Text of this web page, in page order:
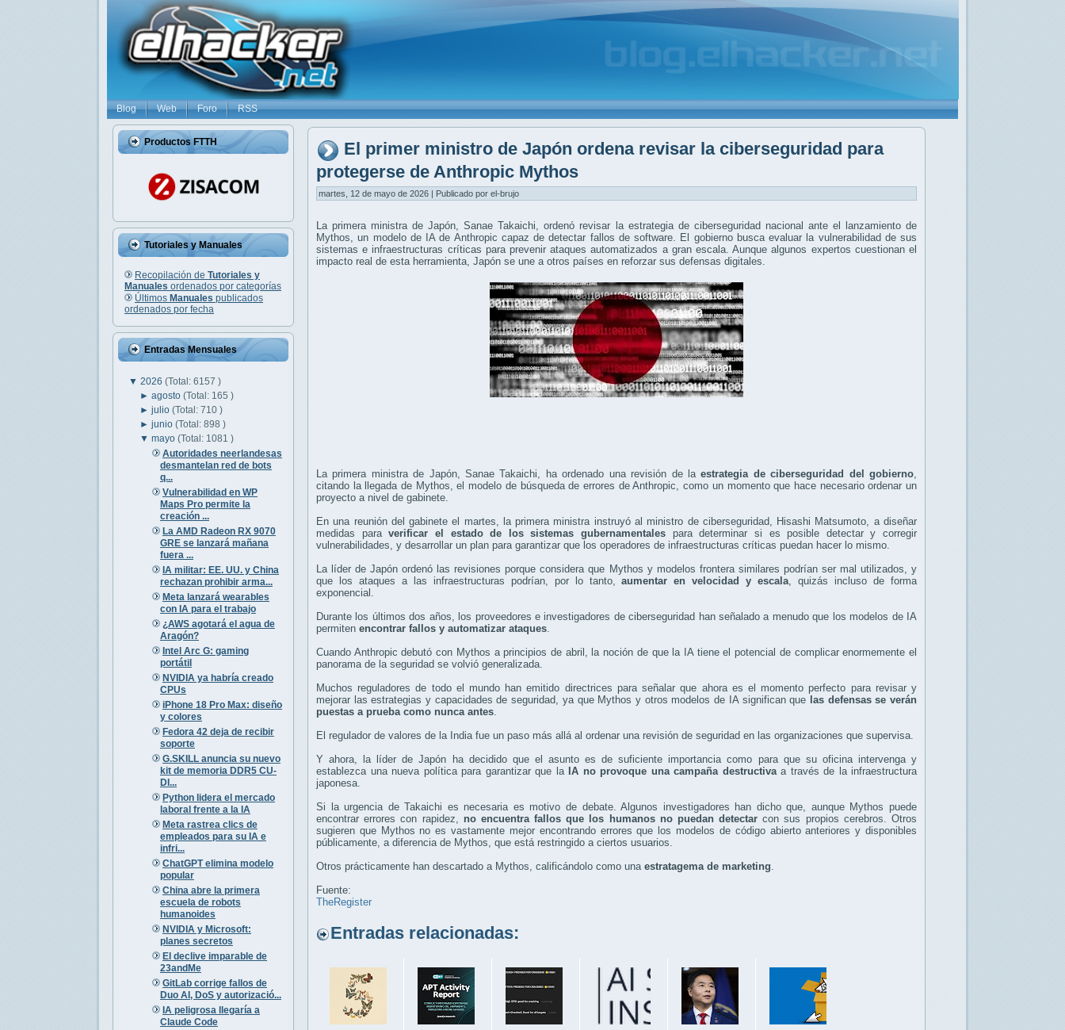
Blog Web Foro RSS
Productos FTTH
Tutoriales y Manuales
Recopilación de Tutoriales y
Manuales ordenados por categorías
Últimos Manuales publicados
ordenados por fecha
Entradas Mensuales
▼ 2026 (Total: 6157 )
►agosto(Total: 165 )
►julio(Total: 710 )
►junio(Total: 898 )
▼mayo(Total: 1081 )
Autoridades neerlandesas
desmantelan red de bots
q...
Vulnerabilidad en WP
Maps Pro permite la
creación ...
La AMD Radeon RX 9070
GRE se lanzará mañana
fuera ...
IA militar: EE. UU. y China
rechazan prohibir arma...
Meta lanzará wearables
con IA para el trabajo
¿AWS agotará el agua de
Aragón?
Intel Arc G: gaming
portátil
NVIDIA ya habría creado
CPUs
iPhone 18 Pro Max: diseño
y colores
Fedora 42 deja de recibir
soporte
G.SKILL anuncia su nuevo
kit de memoria DDR5 CU-
DI...
Python lidera el mercado
laboral frente a la IA
Meta rastrea clics de
empleados para su IA e
infri...
ChatGPT elimina modelo
popular
China abre la primera
escuela de robots
humanoides
NVIDIA y Microsoft:
planes secretos
El declive imparable de
23andMe
GitLab corrige fallos de
Duo AI, DoS y autorizació...
IA peligrosa llegaría a
Claude Code
El primer ministro de Japón ordena revisar la ciberseguridad para
protegerse de Anthropic Mythos
martes, 12 de mayo de 2026 | Publicado por el-brujo
La primera ministra de Japón, Sanae Takaichi, ordenó revisar la estrategia de ciberseguridad nacional ante el lanzamiento de
Mythos, un modelo de IA de Anthropic capaz de detectar fallos de software. El gobierno busca evaluar la vulnerabilidad de sus
sistemas e infraestructuras críticas para prevenir ataques automatizados a gran escala. Aunque algunos expertos cuestionan el
impacto real de esta herramienta, Japón se une a otros países en reforzar sus defensas digitales.
La primera ministra de Japón, Sanae Takaichi, ha ordenado una revisión de laestrategia de ciberseguridad del gobierno,
citando la llegada de Mythos, el modelo de búsqueda de errores de Anthropic, como un momento que hace necesario ordenar un
proyecto a nivel de gabinete.
En una reunión del gabinete el martes, la primera ministra instruyó al ministro de ciberseguridad, Hisashi Matsumoto, a diseñar
medidas paraverificar el estado de los sistemas gubernamentales para determinar si es posible detectar y corregir
vulnerabilidades, y desarrollar un plan para garantizar que los operadores de infraestructuras críticas puedan hacer lo mismo.
La líder de Japón ordenó las revisiones porque considera que Mythos y modelos frontera similares podrían ser mal utilizados, y
que los ataques a las infraestructuras podrían, por lo tanto,aumentar en velocidad y escala, quizás incluso de forma
exponencial.
Durante los últimos dos años, los proveedores e investigadores de ciberseguridad han señalado a menudo que los modelos de IA
permiten encontrar fallos y automatizar ataques.
Cuando Anthropic debutó con Mythos a principios de abril, la noción de que la IA tiene el potencial de complicar enormemente el
panorama de la seguridad se volvió generalizada.
Muchos reguladores de todo el mundo han emitido directrices para señalar que ahora es el momento perfecto para revisar y
mejorar las estrategias y capacidades de seguridad, ya que Mythos y otros modelos de IA significan que las defensas se verán
puestas a prueba como nunca antes.
El regulador de valores de la India fue un paso más allá al ordenar una revisión de seguridad en las organizaciones que supervisa.
Y ahora, la líder de Japón ha decidido que el asunto es de suficiente importancia como para que su oficina intervenga y
establezca una nueva política para garantizar que la IA no provoque una campaña destructivaa través de la infraestructura
japonesa.
Si la urgencia de Takaichi es necesaria es motivo de debate. Algunos investigadores han dicho que, aunque Mythos puede
encontrar errores con rapidez, no encuentra fallos que los humanos no puedan detectar con sus propios cerebros. Otros
sugieren que Mythos no es vastamente mejor encontrando errores que los modelos de código abierto anteriores y disponibles
públicamente, a diferencia de Mythos, que está restringido a ciertos usuarios.
Otros prácticamente han descartado a Mythos, calificándolo como una estratagema de marketing.
Fuente:
TheRegister
Entradas relacionadas: